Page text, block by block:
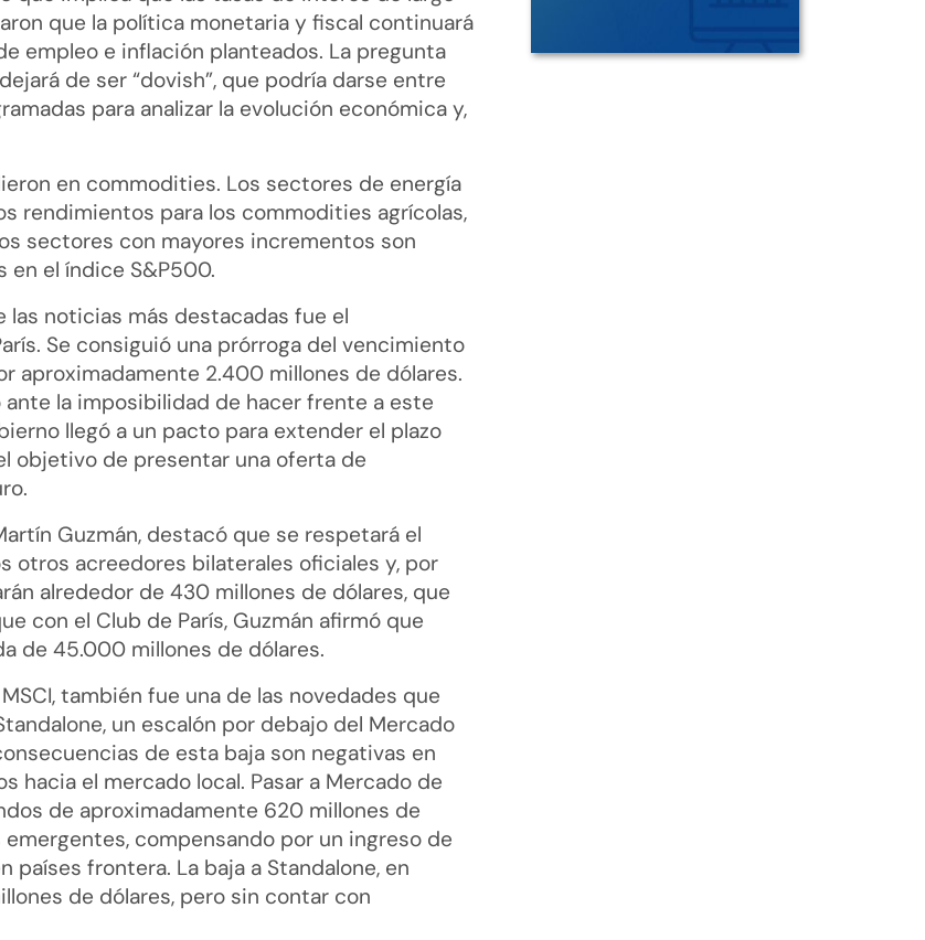
que la política monetaria y fiscal continuará
empleo e inflación planteados. La pregunta
de ser “dovish”, que podría darse entre
para analizar la evolución económica y,
en commodities. Los sectores de energía
rendimientos para los commodities agrícolas,
sectores con mayores incrementos son
en el índice S&P500.
las noticias más destacadas fue el
Se consiguió una prórroga del vencimiento
aproximadamente 2.400 millones de dólares.
ante la imposibilidad de hacer frente a este
llegó a un pacto para extender el plazo
objetivo de presentar una oferta de
Guzmán, destacó que se respetará el
acreedores bilaterales oficiales y, por
alrededor de 430 millones de dólares, que
con el Club de París, Guzmán afirmó que
de 45.000 millones de dólares.
también fue una de las novedades que
un escalón por debajo del Mercado
de esta baja son negativas en
el mercado local. Pasar a Mercado de
de aproximadamente 620 millones de
compensando por un ingreso de
frontera. La baja a Standalone, en
de dólares, pero sin contar con